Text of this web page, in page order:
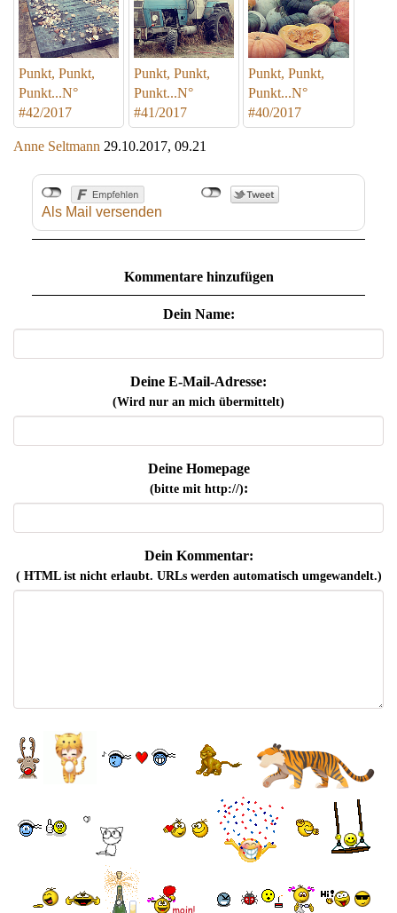
Punkt, Punkt,
Punkt...N°
#42/2017
Punkt, Punkt,
Punkt...N°
#41/2017
Punkt, Punkt,
Punkt...N°
#40/2017
Anne Seltmann 29.10.2017, 09.21
Als Mail versenden
Kommentare hinzufügen
Dein Name:
Deine E-Mail-Adresse:
(Wird nur an mich übermittelt)
Deine Homepage
(bitte mit http://):
Dein Kommentar:
( HTML ist nichterlaubt. URLs werden automatisch umgewandelt.)